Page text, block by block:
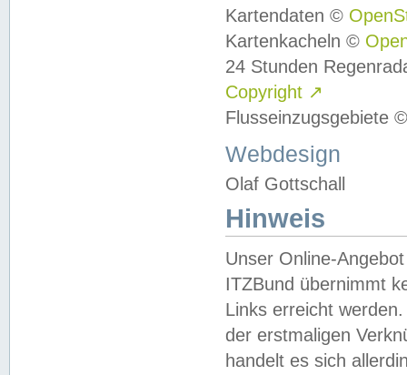
Kartendaten ©
Kartenkacheln ©
24 Stunden
Copyright ↗
Flusseinzugsgebiete
Webdesign
Olaf Gottschall
Hinweis
Unser Online-
ITZBund übernimmt
Links erreicht
der erstmaligen
handelt es sich